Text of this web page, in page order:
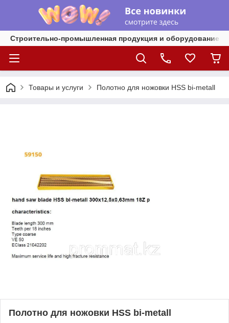
Строительно-промышленная продукция и оборудование
Товары и услуги Полотно для ножовки HSS bi-metall
Полотно для ножовки HSS bi-metall